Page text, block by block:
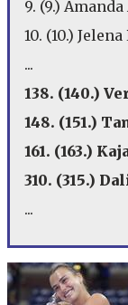
9. (9.)
10. (10.)
...
138. (140.)
148. (151.)
161. (163.)
310. (315.)
...